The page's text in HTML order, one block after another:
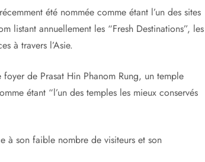
été nommée comme étant l’un des sites
listant annuellement les “Fresh Destinations”, les
à travers l’Asie.
de Prasat Hin Phanom Rung, un temple
étant “l’un des temples les mieux conservés
à son faible nombre de visiteurs et son